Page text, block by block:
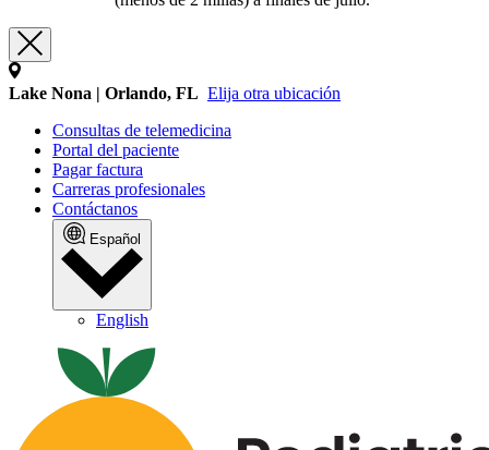
Lake Nona | Orlando, FL Elija otra ubicación
Consultas de telemedicina
Portal del paciente
Pagar factura
Carreras profesionales
Contáctanos
Español
English